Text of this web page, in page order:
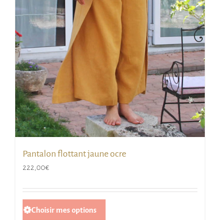
choisies
page
produit
Pantalon flottant jaune ocre
222,00€
Choisir mes options